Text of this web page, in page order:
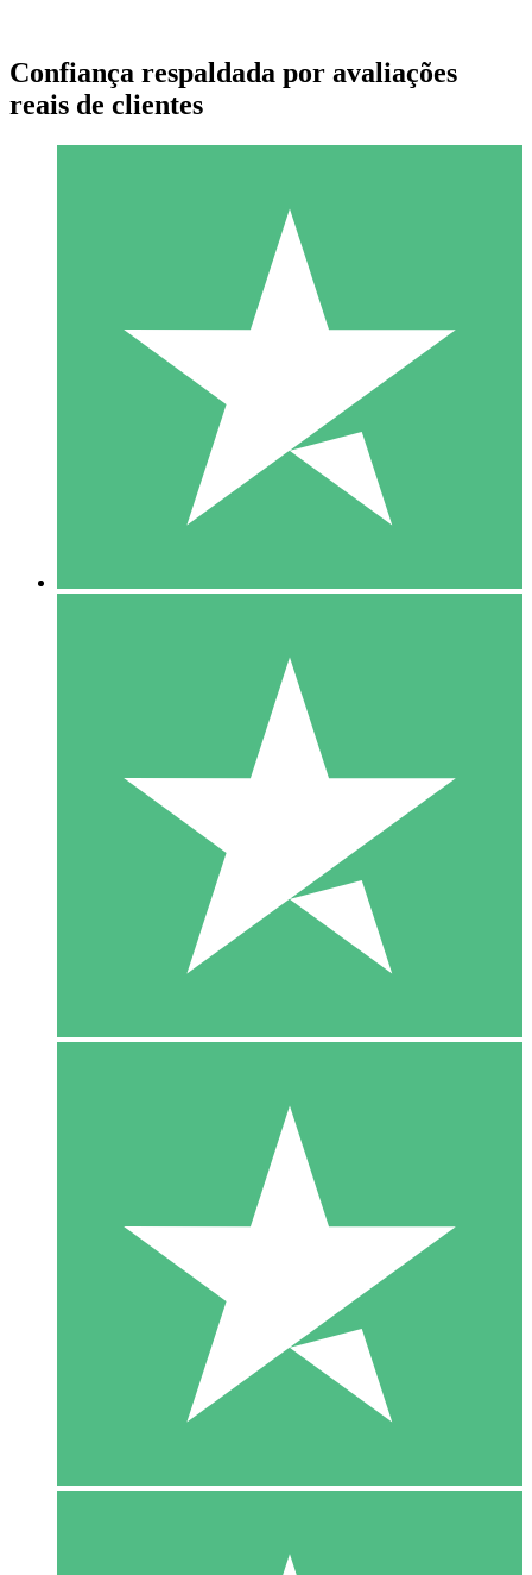
Pacotes de Créditos Individuais
Pague conforme o uso com créditos de download. Sem
1000
10 Downloads
20 00
Confiança respaldada por avaliações
reais de clientes